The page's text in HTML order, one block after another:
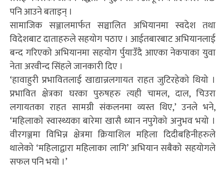
पनि आउने बताइन् ।
सामाजिक सञ्जालमार्फत सञ्चालित अभियानमा स्वदेश तथा
विदेशबाट दाताहरुले सहयोग पठाए । आईतबारबाट अभियानलाई
बन्द गरिएको अभियानमा सहयोग र्पुयाउँदै आएका नेकपाका युवा
नेता अरवीन्द सिंहले जानकारी दिए ।
‘हावाहुरी प्रभावितलाई खाद्यान्नलगायत राहत जुटिरहेको थियो ।
प्रभावित क्षेत्रका घरका पुरुषहरु त्यही चामल, दाल, चिउरा
लगायतका राहत सामग्री संकलनमा व्यस्त थिए,’ उनले भने,
‘महिलाको स्वास्थ्यका बारेमा खासै ध्यान नपुगेको अनुभव भयो ।
वीरगञ्जमा विभिन्न क्षेत्रमा क्रियाशिल महिला दिदीबहिनीहरुले
थालेको ‘महिलाद्वारा महिलाका लागि’ अभियान सबैको सहयोगले
सफल पनि भयो ।’